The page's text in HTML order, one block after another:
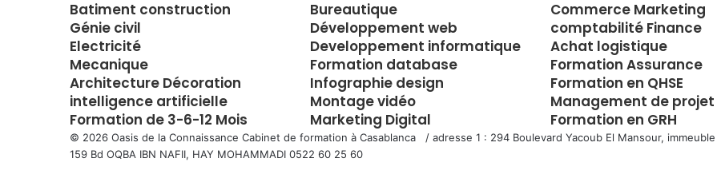
Batiment construction
Génie civil
Electricité
Mecanique
Architecture Décoration
intelligence artificielle
Formation de 3-6-12 Mois
Bureautique
Développement web
Developpement informatique
Formation database
Infographie design
Montage vidéo
Marketing Digital
Commerce Marketing
comptabilité Finance
Achat logistique
Formation Assurance
Formation en QHSE
Management de projet
Formation en GRH
© 2026 Oasis de la Connaissance Cabinet de formation à Casablanca / adresse 1 : 294 Boulevard Yacoub El Mansour,
159 Bd OQBA IBN NAFII, HAY MOHAMMADI 0522 60 25 60